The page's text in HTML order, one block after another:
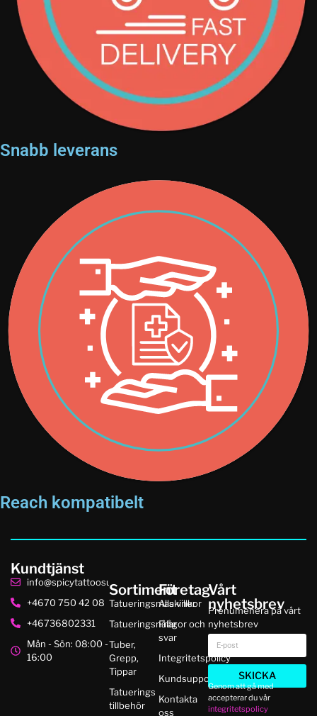
Snabb leverans
Reach kompatibelt
Kundtjänst
info@spicytattoosupplies.se
+4670 750 42 08
+46736802331
Mån - Sön: 08:00 -
16:00
Sortiment
Tatueringsmaskiner
Tatueringsnålar
Tuber,
Grepp,
Tippar
Tatuerings
tillbehör
Företag
Alla villkor
Frågor och
svar
Integritetspolicy
Kundsupport
Kontakta
oss
Vårt
nyhetsbrev
Prenumenera på vårt
nyhetsbrev
SKICKA
Genom att gå med
accepterar du vår
integritetspolicy